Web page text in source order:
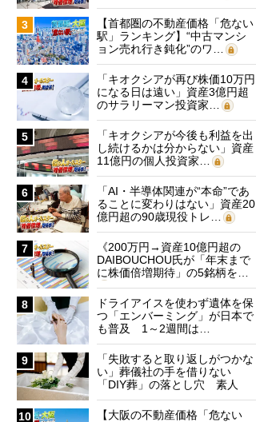
3
【首都圏の不動産価格「危ない
駅」ランキング】“中古マンシ
ョン売れ行き鈍化”のワ…
4
「キオクシアが再び株価10万円
になる日は遠い」資産3億円超
のサラリーマン投資家…
5
「キオクシアが今後も利益を出
し続けるかは分からない」資産
11億円の個人投資家…
6
「AI・半導体関連が“本命”であ
ることに変わりはない」資産20
億円超の90歳現役トレ…
7
《200万円→資産10億円超の
DAIBOUCHOU氏が「年末まで
に株価倍増期待」の5銘柄を…
8
ドライアイスを使わず遺体を保
つ「エンバーミング」が日本で
も普及 1～2週間は…
9
「失敗すると取り返しがつかな
い」葬儀社の手を借りない
「DIY葬」の落とし穴 素人
に…
10
【大阪の不動産価格「危ない